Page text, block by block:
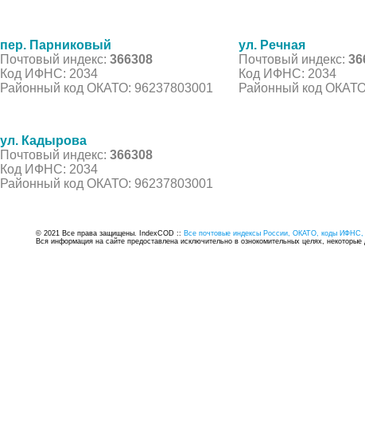
пер. Парниковый
Почтовый индекс: 366308
Код ИФНС: 2034
Районный код ОКАТО: 96237803001
ул. Речная
Почтовый индекс:
Код ИФНС: 2034
Районный код
ул. Кадырова
Почтовый индекс: 366308
Код ИФНС: 2034
Районный код ОКАТО: 96237803001
© 2021 Все права защищены. IndexCOD :: Все почтовые индексы России, ОКАТО, коды ИФНС,
Вся информация на сайте предоставлена исключительно в ознокомительных целях, некоторые